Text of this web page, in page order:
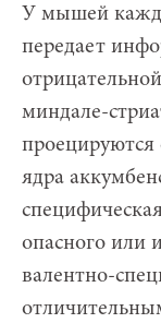
У мышей
передает
миндале-
проецируются
ядра
опасного или
валентно-